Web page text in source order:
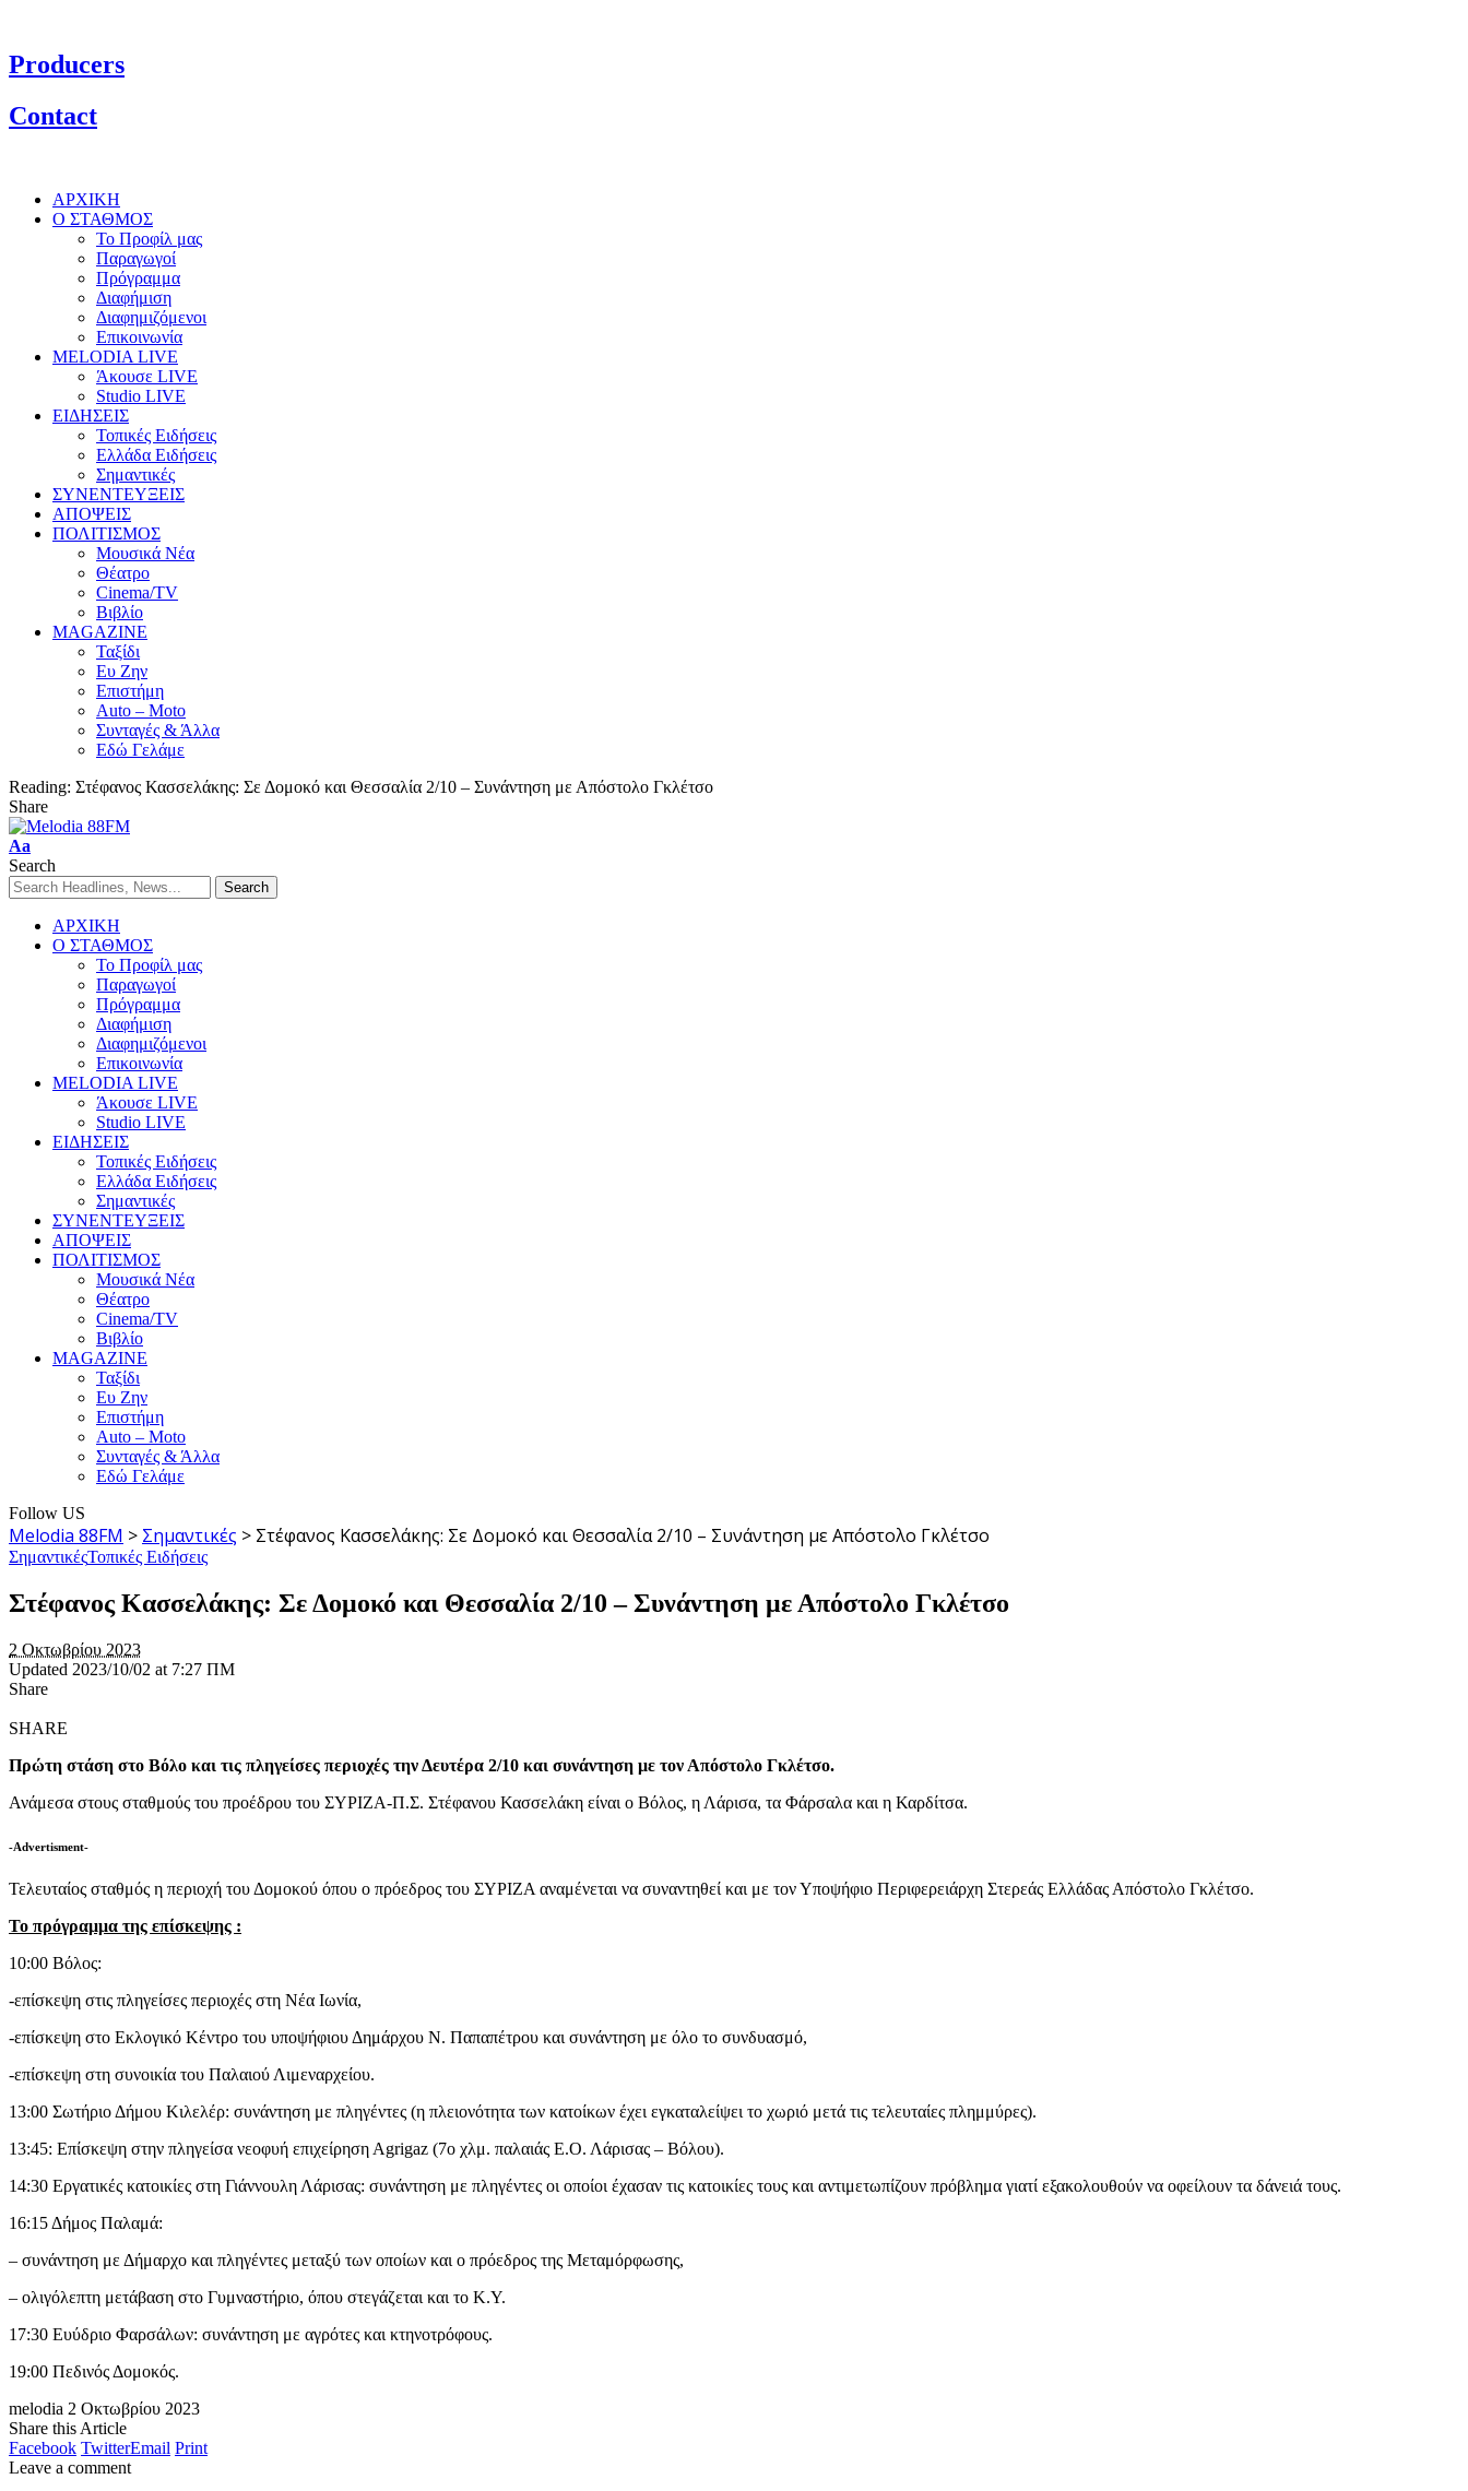
Producers
Contact
ΑΡΧΙΚΗ
Ο ΣΤΑΘΜΟΣ
Το Προφίλ μας
Παραγωγοί
Πρόγραμμα
Διαφήμιση
Διαφημιζόμενοι
Επικοινωνία
MELODIA LIVE
Άκουσε LIVE
Studio LIVE
ΕΙΔΗΣΕΙΣ
Τοπικές Ειδήσεις
Ελλάδα Ειδήσεις
Σημαντικές
ΣΥΝΕΝΤΕΥΞΕΙΣ
ΑΠΟΨΕΙΣ
ΠΟΛΙΤΙΣΜΟΣ
Μουσικά Νέα
Θέατρο
Cinema/TV
Βιβλίο
MAGAZINE
Ταξίδι
Ευ Ζην
Επιστήμη
Auto – Moto
Συνταγές & Άλλα
Εδώ Γελάμε
Reading: Στέφανος Κασσελάκης: Σε Δομοκό και Θεσσαλία 2/10 – Συνάντηση με Απόστολο Γκλέτσο
Share
Aa
Search
ΑΡΧΙΚΗ
Ο ΣΤΑΘΜΟΣ
Το Προφίλ μας
Παραγωγοί
Πρόγραμμα
Διαφήμιση
Διαφημιζόμενοι
Επικοινωνία
MELODIA LIVE
Άκουσε LIVE
Studio LIVE
ΕΙΔΗΣΕΙΣ
Τοπικές Ειδήσεις
Ελλάδα Ειδήσεις
Σημαντικές
ΣΥΝΕΝΤΕΥΞΕΙΣ
ΑΠΟΨΕΙΣ
ΠΟΛΙΤΙΣΜΟΣ
Μουσικά Νέα
Θέατρο
Cinema/TV
Βιβλίο
MAGAZINE
Ταξίδι
Ευ Ζην
Επιστήμη
Auto – Moto
Συνταγές & Άλλα
Εδώ Γελάμε
Follow US
Melodia 88FM > Σημαντικές > Στέφανος Κασσελάκης: Σε Δομοκό και Θεσσαλία 2/10 – Συνάντηση με Απόστολο Γκλέτσο
ΣημαντικέςΤοπικές Ειδήσεις
Στέφανος Κασσελάκης: Σε Δομοκό και Θεσσαλία 2/10 – Συνάντηση με Απόστολο Γκλέτσο
2 Οκτωβρίου 2023
Updated 2023/10/02 at 7:27 ΠΜ
Share
SHARE
Πρώτη στάση στο Βόλο και τις πληγείσες περιοχές την Δευτέρα 2/10 και συνάντηση με τον Απόστολο Γκλέτσο.
Ανάμεσα στους σταθμούς του προέδρου του ΣΥΡΙΖΑ-Π.Σ. Στέφανου Κασσελάκη είναι ο Βόλος, η Λάρισα, τα Φάρσαλα και η Καρδίτσα.
-Advertisment-
Τελευταίος σταθμός η περιοχή του Δομοκού όπου ο πρόεδρος του ΣΥΡΙΖΑ αναμένεται να συναντηθεί και με τον Υποψήφιο Περιφερειάρχη Στερεάς Ελλάδας Απόστολο Γκλέτσο.
Το πρόγραμμα της επίσκεψης :
10:00 Βόλος:
-επίσκεψη στις πληγείσες περιοχές στη Νέα Ιωνία,
-επίσκεψη στο Εκλογικό Κέντρο του υποψήφιου Δημάρχου Ν. Παπαπέτρου και συνάντηση με όλο το συνδυασμό,
-επίσκεψη στη συνοικία του Παλαιού Λιμεναρχείου.
13:00 Σωτήριο Δήμου Κιλελέρ: συνάντηση με πληγέντες (η πλειονότητα των κατοίκων έχει εγκαταλείψει το χωριό μετά τις τελευταίες πλημμύρες).
13:45: Επίσκεψη στην πληγείσα νεοφυή επιχείρηση Αgrigaz (7o χλμ. παλαιάς Ε.Ο. Λάρισας – Βόλου).
14:30 Εργατικές κατοικίες στη Γιάννουλη Λάρισας: συνάντηση με πληγέντες οι οποίοι έχασαν τις κατοικίες τους και αντιμετωπίζουν πρόβλημα γιατί εξακολουθούν να οφείλουν τα δάνειά τους.
16:15 Δήμος Παλαμά:
– συνάντηση με Δήμαρχο και πληγέντες μεταξύ των οποίων και ο πρόεδρος της Μεταμόρφωσης,
– ολιγόλεπτη μετάβαση στο Γυμναστήριο, όπου στεγάζεται και το Κ.Υ.
17:30 Ευύδριο Φαρσάλων: συνάντηση με αγρότες και κτηνοτρόφους.
19:00 Πεδινός Δομοκός.
melodia 2 Οκτωβρίου 2023
Share this Article
Facebook TwitterEmail Print
Leave a comment